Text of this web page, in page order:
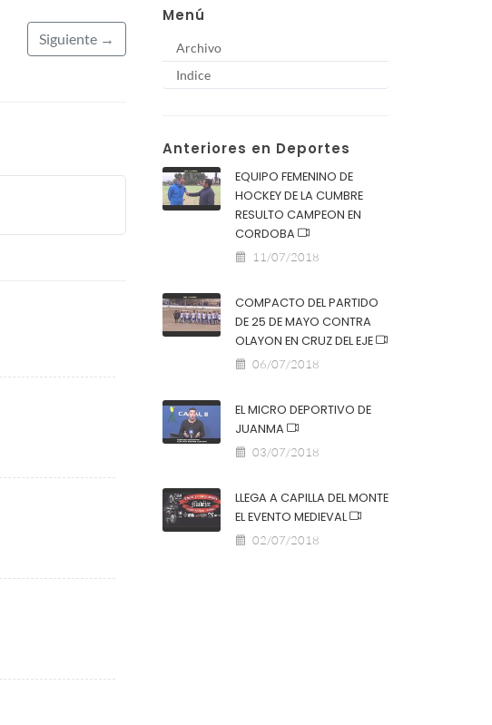
Siguiente →
Menú
Archivo
Indice
Anteriores en Deportes
EQUIPO FEMENINO DE
HOCKEY DE LA CUMBRE
RESULTO CAMPEON EN
CORDOBA
11/07/2018
COMPACTO DEL PARTIDO
DE 25 DE MAYO CONTRA
OLAYON EN CRUZ DEL EJE
06/07/2018
EL MICRO DEPORTIVO DE
JUANMA
03/07/2018
LLEGA A CAPILLA DEL MONTE
EL EVENTO MEDIEVAL
02/07/2018